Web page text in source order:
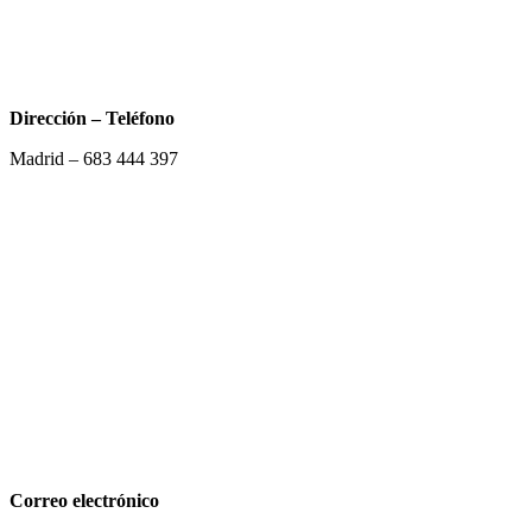
Dirección – Teléfono
Madrid – 683 444 397
Correo electrónico